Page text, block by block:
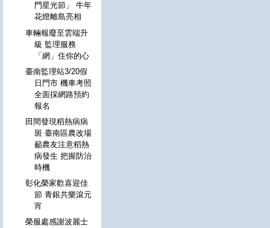
門星光節」 牛年
花燈離島亮相
車輛報廢至雲端升
級 監理服務
「網」住你的心
臺南監理站3/20假
日門市 機車考照
全面採網路預約
報名
田間發現稻熱病病
斑 臺南區農改場
籲農友注意稻熱
病發生 把握防治
時機
彰化榮家歡喜迎佳
節 青銀共樂滾元
宵
榮服處感謝波麗士